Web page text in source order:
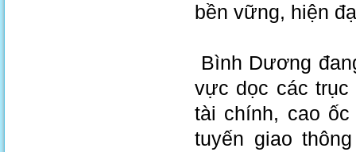
bền vững, hiện
Bình Dương
vực dọc các trục
tài chính, cao
tuyến giao